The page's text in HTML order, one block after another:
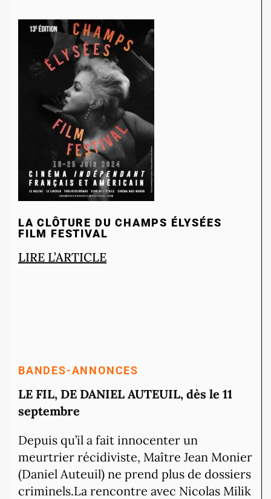
LA CLÔTURE DU CHAMPS ÉLYSÉES
FILM FESTIVAL
LIRE L’ARTICLE
BANDES-ANNONCES
LE FIL, DE DANIEL AUTEUIL, dès le 11
septembre
Depuis qu’il a fait innocenter un
meurtrier récidiviste, Maître Jean Monier
(Daniel Auteuil) ne prend plus de dossiers
criminels.La rencontre avec Nicolas Milik